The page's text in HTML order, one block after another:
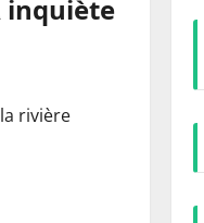
inquiète
rivière